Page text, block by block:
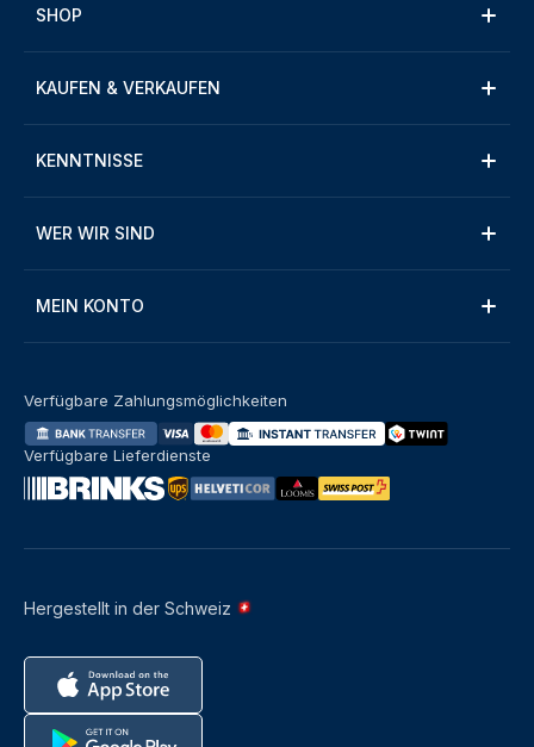
SHOP
KAUFEN & VERKAUFEN
KENNTNISSE
WER WIR SIND
MEIN KONTO
Hergestellt in der Schweiz
Verfügbare Zahlungsmöglichkeiten
Verfügbare Lieferdienste